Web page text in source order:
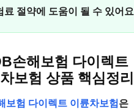
료 절약에 도움이 될 수 있어
손해보험 다이렉트
보험 상품 핵심정리
보험 다이렉트 이륜차보험 은